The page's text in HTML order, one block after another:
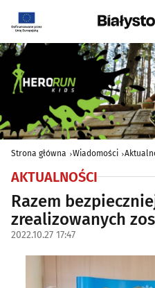
Strona główna Wiadomości
AKTUALNOŚCI
Razem
zrealizowanych
2022.10.27 17:47